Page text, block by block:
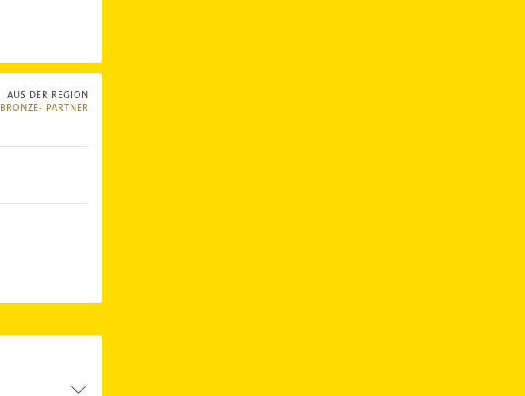
AUS DER REGION
BRONZE- PARTNER